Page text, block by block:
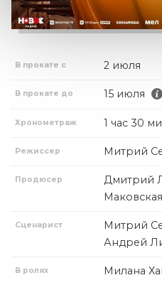
В прокате с 2 июля
В прокате до 15 июля
Хронометраж 1 час 30
Режиссер Митрий
Продюсер
Дмитрий
Сценарист
Митрий
Андрей
В ролях Милана